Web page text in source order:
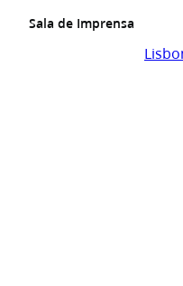
Sala de Imprensa